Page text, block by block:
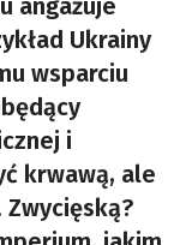
angażuje
Ukrainy
wsparciu
i
krwawą, ale